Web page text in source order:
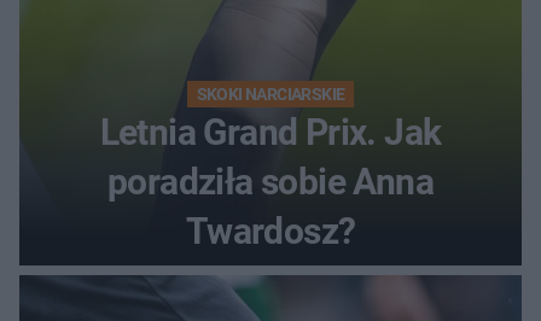
SKOKI NARCIARSKIE
Letnia Grand Prix. Jak
poradziła sobie Anna
Twardosz?